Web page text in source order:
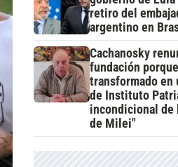
retiro del
argentino en
Cachanosky
fundación
transformado en
de Instituto
incondicional de
de Milei"